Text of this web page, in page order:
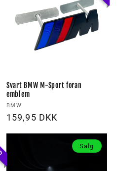
Svart BMW M-Sport foran
emblem
Forhandler:
BMW
Vanlig
159,95 DKK
Salg